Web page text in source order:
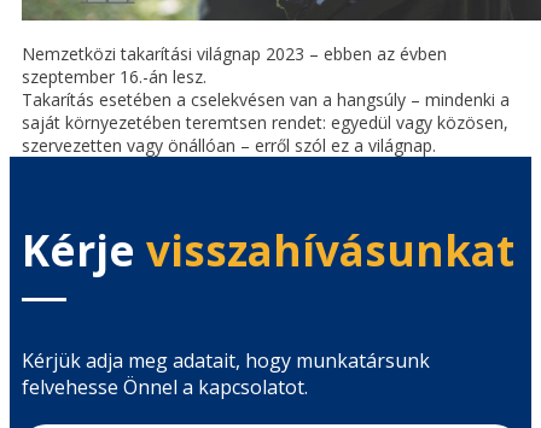
Nemzetközi takarítási világnap 2023 – ebben az évben
szeptember 16.-án lesz.
Takarítás esetében a cselekvésen van a hangsúly – mindenki a
saját környezetében teremtsen rendet: egyedül vagy közösen,
szervezetten vagy önállóan – erről szól ez a világnap.
Kérje visszahívásunkat
Kérjük adja meg adatait, hogy munkatársunk
felvehesse Önnel a kapcsolatot.